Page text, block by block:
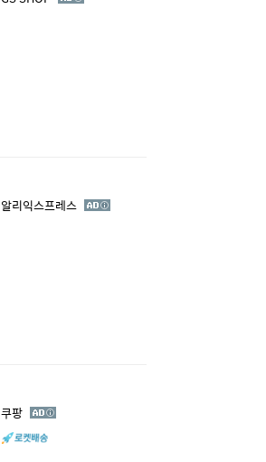
알리익스프레스 광
쿠팡 광
고